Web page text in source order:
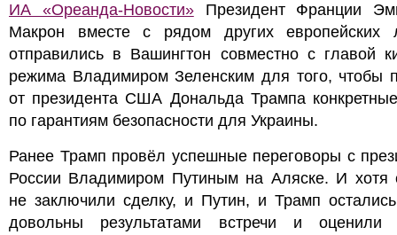
ИА «Ореанда-Новости»Президент Франции
Макрон вместе с рядом других европейских
отправились в Вашингтон совместно с главой
режима Владимиром Зеленским для того, чтобы
от президента США Дональда Трампа
по гарантиям безопасности для Украины.
Ранее Трамп провёл успешные переговоры с
России Владимиром Путиным на Аляске. И хотя
не заключили сделку, и Путин, и Трамп
довольны результатами встречи и